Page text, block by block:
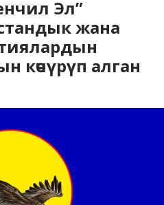
Эл”
жана
көчүрүп алган